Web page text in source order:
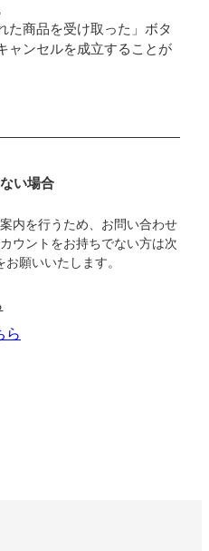
た商品を受け取った」ボタ
ャンセルを成立することが
い場合
内を行うため、お問い合わせ
ウントをお持ちでない方は次
願いいたします。
ら